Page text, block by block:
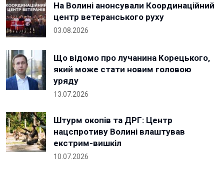
На Волині анонсували Координаційний
центр ветеранського руху
03.08.2026
Що відомо про лучанина Корецького,
який може стати новим головою
уряду
13.07.2026
Штурм окопів та ДРГ: Центр
нацспротиву Волині влаштував
екстрим-вишкіл
10.07.2026